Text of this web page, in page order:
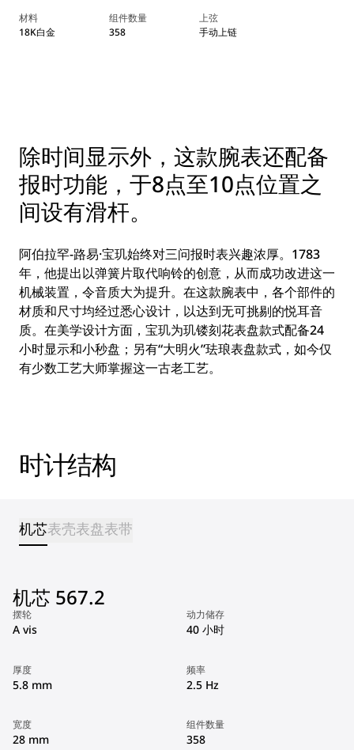
材料
18K白金
组件数量
358
上弦
手动上链
除时间显示外，这款腕表还配备
报时功能，于8点至10点位置之
间设有滑杆。
阿伯拉罕-路易·宝玑始终对三问报时表兴趣浓厚。1783
年，他提出以弹簧片取代响铃的创意，从而成功改进这一
机械装置，令音质大为提升。在这款腕表中，各个部件的
材质和尺寸均经过悉心设计，以达到无可挑剔的悦耳音
质。在美学设计方面，宝玑为玑镂刻花表盘款式配备24
小时显示和小秒盘；另有“大明火”珐琅表盘款式，如今仅
有少数工艺大师掌握这一古老工艺。
时计结构
机芯表壳表盘表带
机芯 567.2
摆轮
A vis
动力储存
40 小时
厚度
5.8 mm
频率
2.5 Hz
宽度
28 mm
组件数量
358